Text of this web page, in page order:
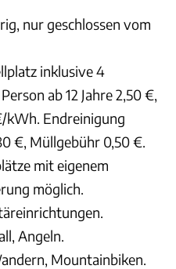
nur geschlossen vom
inklusive 4
ab 12 Jahre 2,50 €,
kWh. Endreinigung
€, Müllgebühr 0,50 €.
mit eigenem
möglich.
Angeln.
Mountainbiken.